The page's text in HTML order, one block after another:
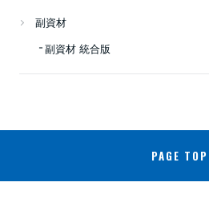
副資材
副資材 統合版
PAGE TOP